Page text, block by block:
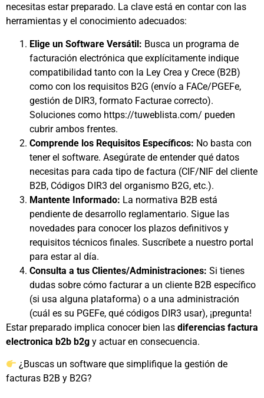
necesitas estar preparado. La clave está en contar con las
herramientas y el conocimiento adecuados:
Elige un Software Versátil: Busca un programa de
facturación electrónica que explícitamente indique
compatibilidad tanto con la Ley Crea y Crece (B2B)
como con los requisitos B2G (envío a FACe/PGEFe,
gestión de DIR3, formato Facturae correcto).
Soluciones como https://tuweblista.com/ pueden
cubrir ambos frentes.
Comprende los Requisitos Específicos: No basta con
tener el software. Asegúrate de entender qué datos
necesitas para cada tipo de factura (CIF/NIF del cliente
B2B, Códigos DIR3 del organismo B2G, etc.).
Mantente Informado: La normativa B2B está
pendiente de desarrollo reglamentario. Sigue las
novedades para conocer los plazos definitivos y
requisitos técnicos finales. Suscríbete a nuestro portal
para estar al día.
Consulta a tus Clientes/Administraciones: Si tienes
dudas sobre cómo facturar a un cliente B2B específico
(si usa alguna plataforma) o a una administración
(cuál es su PGEFe, qué códigos DIR3 usar), ¡pregunta!
Estar preparado implica conocer bien las diferencias factura
electronica b2b b2g y actuar en consecuencia.
¿Buscas un software que simplifique la gestión de
facturas B2B y B2G?